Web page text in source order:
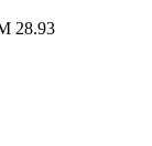
28.93